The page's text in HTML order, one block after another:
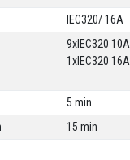
IEC320/ 16A
9xIEC320 10A
1xIEC320 16A
5 min
15 min